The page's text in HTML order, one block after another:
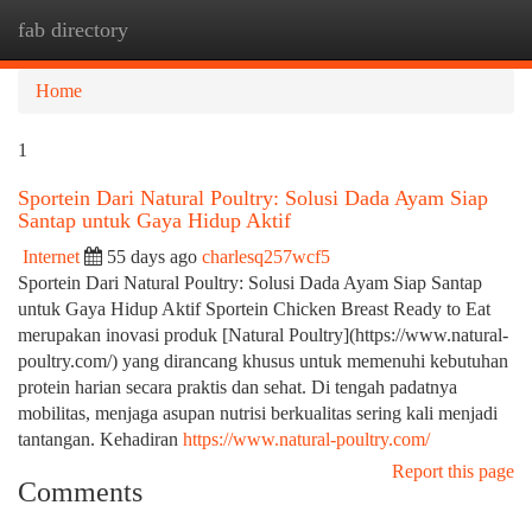
fab directory
Home
1
Sportein Dari Natural Poultry: Solusi Dada Ayam Siap
Santap untuk Gaya Hidup Aktif
Internet 55 days ago charlesq257wcf5
Sportein Dari Natural Poultry: Solusi Dada Ayam Siap Santap
untuk Gaya Hidup Aktif Sportein Chicken Breast Ready to Eat
merupakan inovasi produk [Natural Poultry](https://www.natural-
poultry.com/) yang dirancang khusus untuk memenuhi kebutuhan
protein harian secara praktis dan sehat. Di tengah padatnya
mobilitas, menjaga asupan nutrisi berkualitas sering kali menjadi
tantangan. Kehadiran https://www.natural-poultry.com/
Report this page
Comments